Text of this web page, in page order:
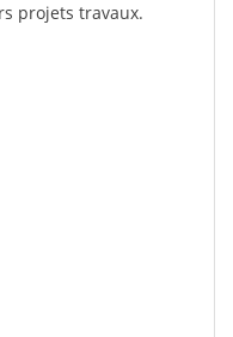
projets travaux.